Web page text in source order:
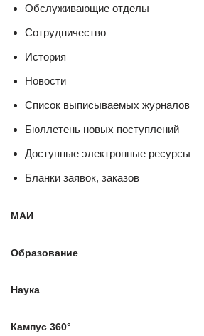
Обслуживающие отделы
Сотрудничество
История
Новости
Список выписываемых журналов
Бюллетень новых поступлений
Доступные электронные ресурсы
Бланки заявок, заказов
МАИ
Образование
Наука
Кампус 360°